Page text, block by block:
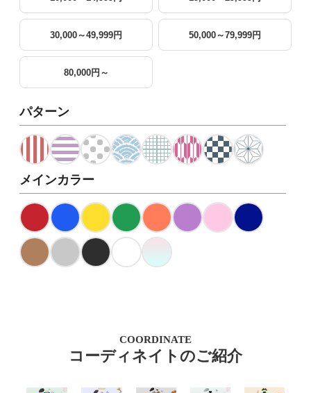
30,000～49,999円 50,000～79,999円
80,000円～
パターン
メインカラー
COORDINATE
コーディネイトのご紹介